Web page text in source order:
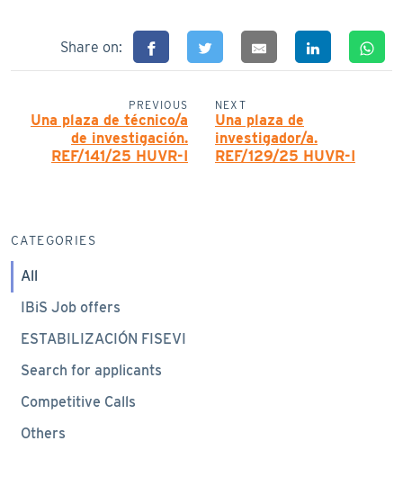
Share on:
PREVIOUS
Una plaza de técnico/a
de investigación.
REF/141/25 HUVR-I
NEXT
Una plaza de
investigador/a.
REF/129/25 HUVR-I
CATEGORIES
All
IBiS Job offers
ESTABILIZACIÓN FISEVI
Search for applicants
Competitive Calls
Others